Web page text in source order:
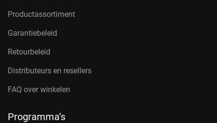
Productassortiment
Garantiebeleid
Retourbeleid
Distributeurs en resellers
FAQ over winkelen
Programma’s